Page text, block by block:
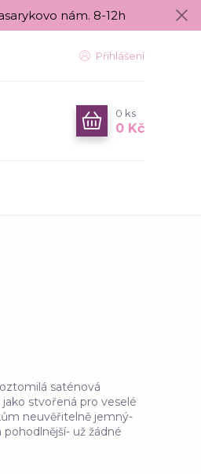
nám. 8-12h
Přihlášení
0 ks
0 Kč
saténová
stvořená pro veselé
neuvěřitelně jemný-
už žádné